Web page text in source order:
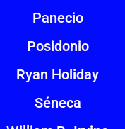
Panecio
Posidonio
Ryan Holiday
Séneca